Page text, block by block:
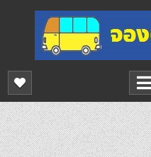
content
จองตั๋วรถตู้ออนไลน์
บริการจองตั๋วรถตู้ออนไลน์